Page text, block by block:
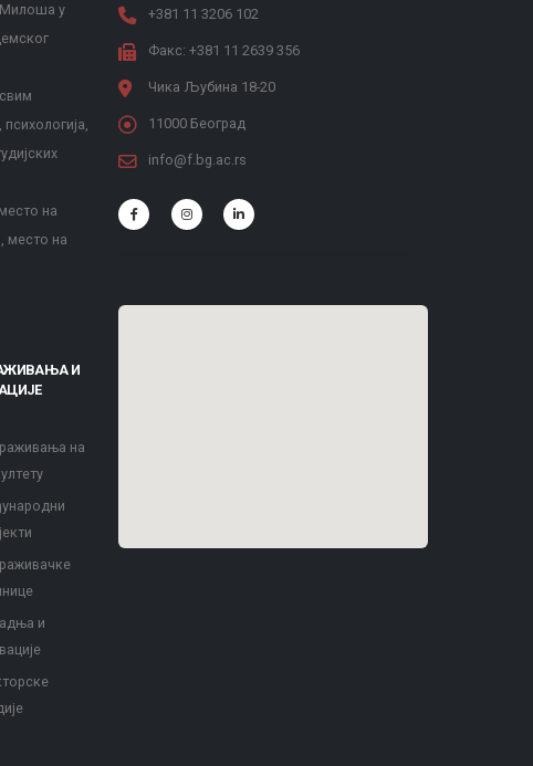
Милоша у
на
место на
И
на
и
+381 11 3206 102
Факс: +381 11 2639 356
Чика Љубина 18-20
11000 Београд
info@f.bg.ac.rs